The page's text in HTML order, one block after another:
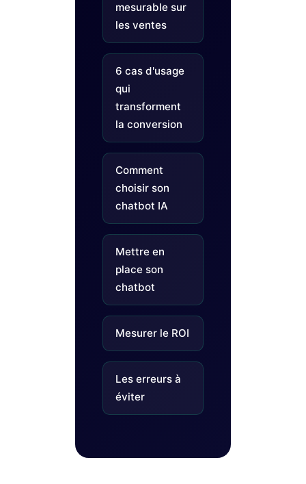
mesurable sur
les ventes
6 cas d'usage
qui
transforment
la conversion
Comment
choisir son
chatbot IA
Mettre en
place son
chatbot
Mesurer le ROI
Les erreurs à
éviter